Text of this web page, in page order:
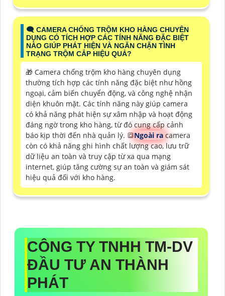
🗨️ CAMERA CHỐNG TRỘM KHO HÀNG CHUYÊN
DỤNG CÓ TÍCH HỢP CÁC TÍNH NĂNG ĐẶC BIỆT
NÀO GIÚP PHÁT HIỆN VÀ NGĂN CHẶN TÌNH
TRẠNG TRỘM CẮP HIỆU QUẢ?
🎁 Camera chống trộm kho hàng chuyên dụng
thường tích hợp các tính năng đặc biệt như hồng
ngoại, cảm biến chuyển động, và công nghệ nhận
diện khuôn mặt. Các tính năng này giúp camera
có khả năng phát hiện sự xâm nhập và hoạt động
đáng ngờ trong kho hàng, từ đó cung cấp cảnh
báo kịp thời đến nhà quản lý. 🔳Ngoài ra camera
còn có khả năng ghi hình chất lượng cao, lưu trữ
dữ liệu an toàn và truy cập từ xa qua mạng
internet, giúp tăng cường sự an toàn và giám sát
hiệu quả đối với kho hàng.
CÔNG TY TNHH TM-DV
ĐẦU TƯ AN THÀNH
PHÁT